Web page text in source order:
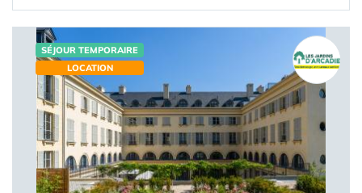
SÉJOUR TEMPORAIRE
LOCATION